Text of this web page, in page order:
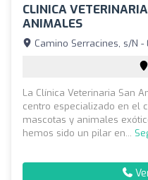
CLINICA
ANIMALES
Camino Serracines, s/N -
La Clínica Veterinaria San
centro especializado en el
mascotas y animales
hemos sido un pilar en...